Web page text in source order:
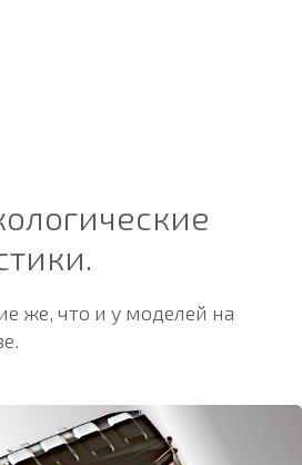
же, что и у моделей на